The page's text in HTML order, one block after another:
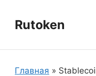
содержимому
Rutoken
Главная »